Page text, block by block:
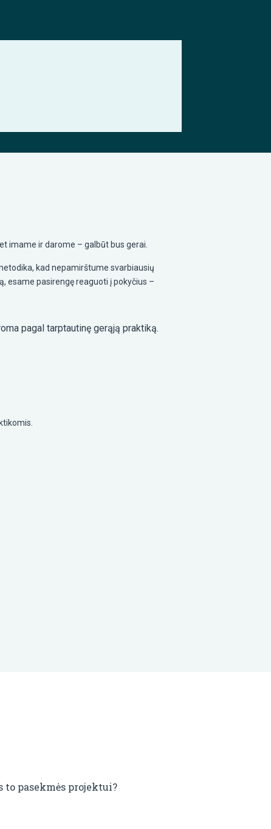
imame ir darome – galbūt bus gerai.
kad nepamirštume svarbiausių
esame pasirengę reaguoti į pokyčius –
pagal tarptautinę gerąją praktiką.
pasekmės projektui?